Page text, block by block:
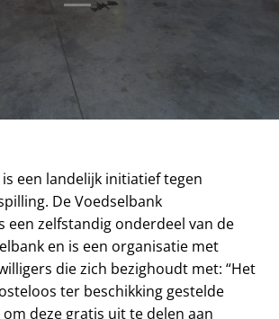
een landelijk initiatief tegen
De Voedselbank
een zelfstandig onderdeel van de
en is een organisatie met
die zich bezighoudt met: “Het
ter beschikking gestelde
deze gratis uit te delen aan